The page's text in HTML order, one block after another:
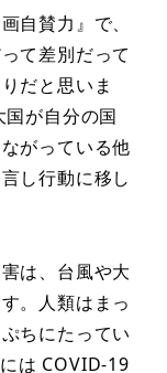
自賛力』で、
て差別だって
だと思いま
が自分の国
がっている他
し行動に移し
は、台風や大
。人類はまっ
ちにたってい
は COVID-19